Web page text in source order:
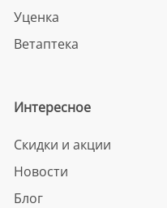
Уценка
Ветаптека
Интересное
Скидки и акции
Новости
Блог